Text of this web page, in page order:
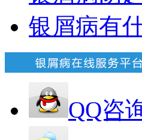
银屑病有
QQ咨